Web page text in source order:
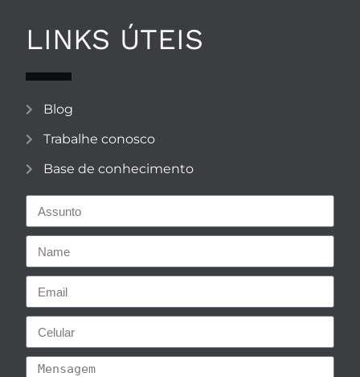
LINKS ÚTEIS
Blog
Trabalhe conosco
Base de conhecimento